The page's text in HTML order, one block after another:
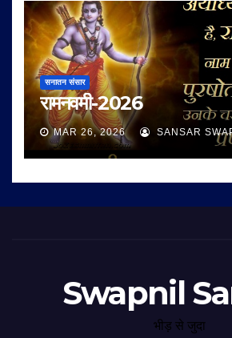
सनातन संसार
रामनवमी-2026
MAR 26, 2026 SANSAR
Swapnil
भीड़ से जुदा